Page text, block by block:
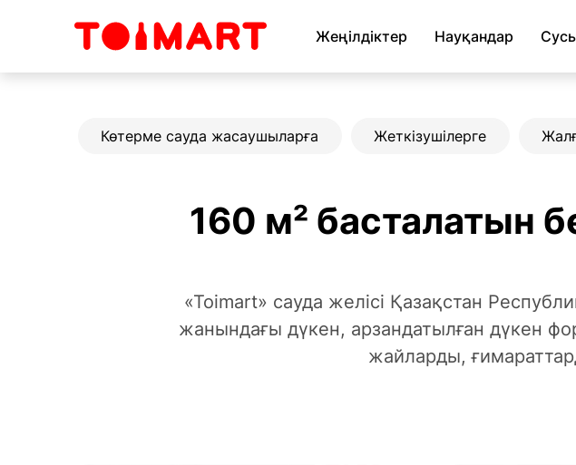
Жеңілдіктер Науқандар
Көтерме сауда жасаушыларға Жеткізушілерге
160 м² басталатын
«Toimart» сауда желісі Қазақстан
жанындағы дүкен, арзандатылған дүкен
жайларды,